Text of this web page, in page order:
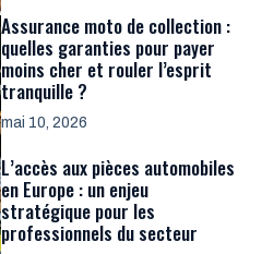
Assurance moto de collection :
quelles garanties pour payer
moins cher et rouler l’esprit
tranquille ?
mai 10, 2026
L’accès aux pièces automobiles
en Europe : un enjeu
stratégique pour les
professionnels du secteur